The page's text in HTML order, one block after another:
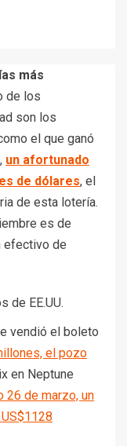
más
de los
son los
el que ganó
un afortunado
de dólares, el
de esta lotería.
es de
efectivo de
de EE.UU.
vendió el boleto
el pozo
en Neptune
26 de marzo, un